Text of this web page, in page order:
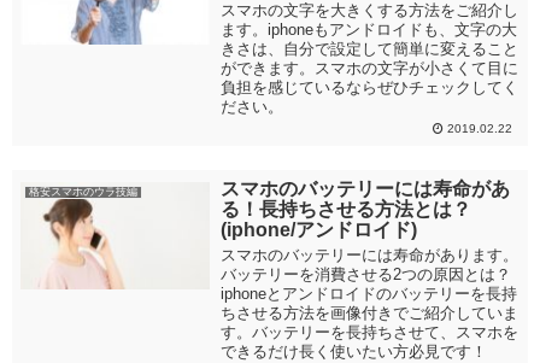
スマホの文字を大きくする方法をご紹介し
ます。iphoneもアンドロイドも、文字の大
きさは、自分で設定して簡単に変えること
ができます。スマホの文字が小さくて目に
負担を感じているならぜひチェックしてく
ださい。
2019.02.22
格安スマホのウラ技編
スマホのバッテリーには寿命があ
る！長持ちさせる方法とは？
(iphone/アンドロイド)
スマホのバッテリーには寿命があります。
バッテリーを消費させる2つの原因とは？
iphoneとアンドロイドのバッテリーを長持
ちさせる方法を画像付きでご紹介していま
す。バッテリーを長持ちさせて、スマホを
できるだけ長く使いたい方必見です！